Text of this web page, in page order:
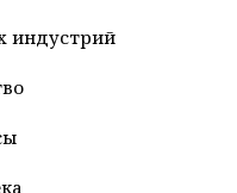
индустрий